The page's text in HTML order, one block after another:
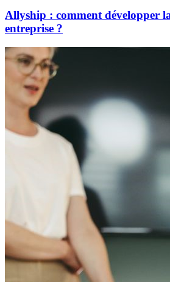
Allyship : comment développer
entreprise ?